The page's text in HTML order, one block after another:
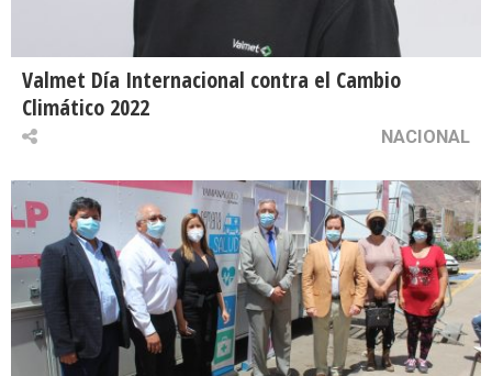
Valmet Día Internacional contra el Cambio
Climático 2022
NACIONAL